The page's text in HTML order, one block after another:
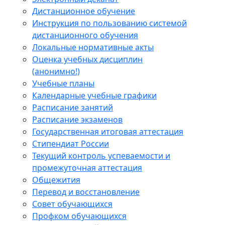
Дистанционное обучение
Инструкция по пользованию системой
дистанционного обучения
Локальные нормативные акты
Оценка учебных дисциплин
(анонимно!)
Учебные планы
Календарные учебные графики
Расписание занятий
Расписание экзаменов
Государственная итоговая аттестация
Стипендиат России
Текущий контроль успеваемости и
промежуточная аттестация
Общежития
Перевод и восстановление
Совет обучающихся
Профком обучающихся